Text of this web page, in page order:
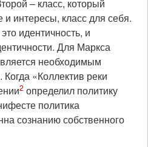
– класс, который
интересы, класс для себя.
идентичность, и
Для Маркса
необходимым
«Коллектив реки
2 определил политику
политика
сознанию собственного